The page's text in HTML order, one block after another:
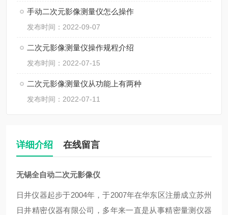
手动二次元影像测量仪怎么操作
发布时间：2022-09-07
二次元影像测量仪操作规程介绍
发布时间：2022-07-15
二次元影像测量仪从功能上有两种
发布时间：2022-07-11
详细介绍 在线留言
无锡全自动二次元影像仪
日井仪器起步于2004年，于2007年在华东区注册成立苏州
日井精密仪器有限公司，多年来一直是从事精密量测仪器